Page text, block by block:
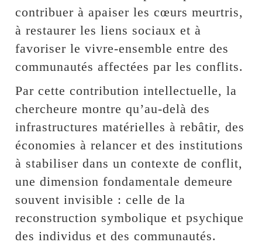
contribuer à apaiser les cœurs meurtris,
à restaurer les liens sociaux et à
favoriser le vivre-ensemble entre des
communautés affectées par les conflits.
Par cette contribution intellectuelle, la
chercheure montre qu’au-delà des
infrastructures matérielles à rebâtir, des
économies à relancer et des institutions
à stabiliser dans un contexte de conflit,
une dimension fondamentale demeure
souvent invisible : celle de la
reconstruction symbolique et psychique
des individus et des communautés.